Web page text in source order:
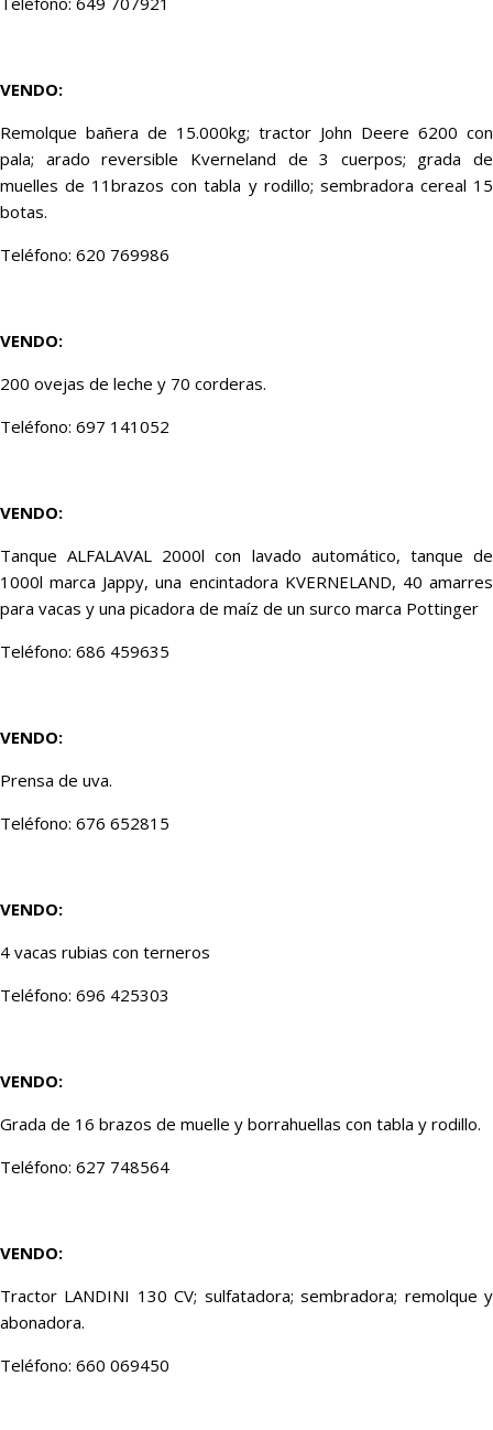
VENDO:
Remolque bañera de 15.000kg; tractor John Deere 6200 con
pala; arado reversible Kverneland de 3 cuerpos; grada de
muelles de 11brazos con tabla y rodillo; sembradora cereal 15
botas.
Teléfono: 620 769986
VENDO:
200 ovejas de leche y 70 corderas.
Teléfono: 697 141052
VENDO:
Tanque ALFALAVAL 2000l con lavado automático, tanque de
1000l marca Jappy, una encintadora KVERNELAND, 40 amarres
para vacas y una picadora de maíz de un surco marca Pottinger
Teléfono: 686 459635
VENDO:
Prensa de uva.
Teléfono: 676 652815
VENDO:
4 vacas rubias con terneros
Teléfono: 696 425303
VENDO:
Grada de 16 brazos de muelle y borrahuellas con tabla y rodillo.
Teléfono: 627 748564
VENDO:
Tractor LANDINI 130 CV; sulfatadora; sembradora; remolque y
abonadora.
Teléfono: 660 069450